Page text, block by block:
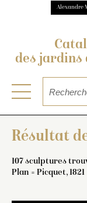
Alexandre
des jardins
Résultat
107 sculptures
Plan = Picquet, 1821